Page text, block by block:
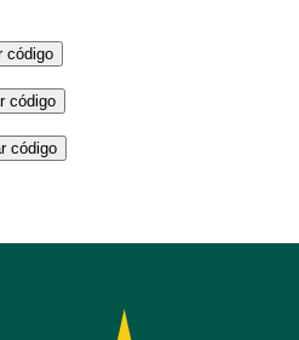
código
código
código